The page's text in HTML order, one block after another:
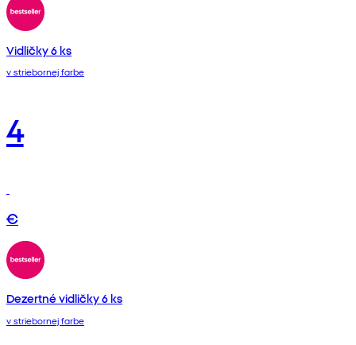
Vidličky 6 ks
v striebornej farbe
4
€
Dezertné vidličky 6 ks
v striebornej farbe